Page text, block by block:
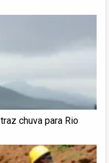
chuva para Rio